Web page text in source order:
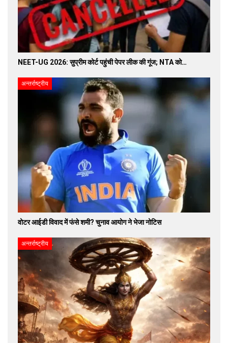
NEET-UG 2026: सुप्रीम कोर्ट पहुंची पेपर लीक की गूंज; NTA को…
अन्तर्राष्ट्रीय
वोटर आईडी विवाद में फंसे शमी? चुनाव आयोग ने भेजा नोटिस
अन्तर्राष्ट्रीय